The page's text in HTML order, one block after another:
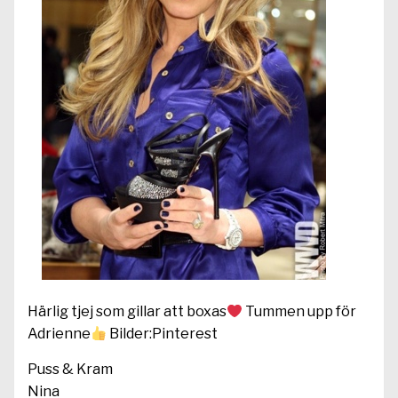
Härlig tjej som gillar att boxas
Tummen upp för
Adrienne
Bilder:Pinterest
Puss & Kram
Nina